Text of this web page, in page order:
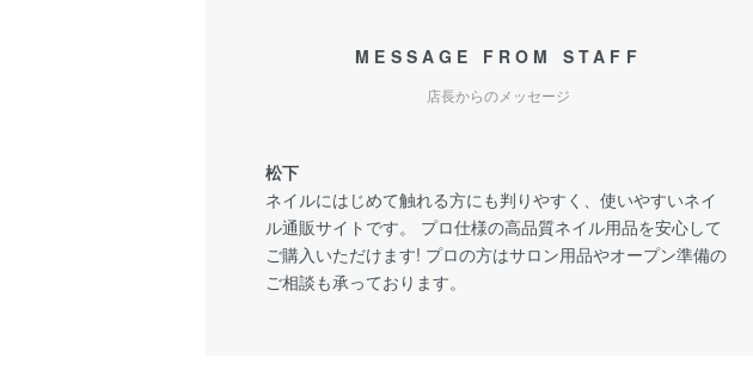
MESSAGE FROM STAFF
店長からのメッセージ
松下
ネイルにはじめて触れる方にも判りやすく、使いやすいネイ
ル通販サイトです。 プロ仕様の高品質ネイル用品を安心して
ご購入いただけます! プロの方はサロン用品やオープン準備の
ご相談も承っております。